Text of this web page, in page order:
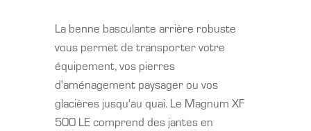
La benne basculante arrière robuste
vous permet de transporter votre
équipement, vos pierres
d'aménagement paysager ou vos
glacières jusqu'au quai. Le Magnum XF
500 LE comprend des jantes en